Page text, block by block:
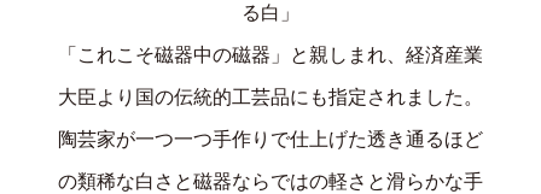
る白」
「これこそ磁器中の磁器」と親しまれ、経済産業
大臣より国の伝統的工芸品にも指定されました。
陶芸家が一つ一つ手作りで仕上げた透き通るほど
の類稀な白さと磁器ならではの軽さと滑らかな手